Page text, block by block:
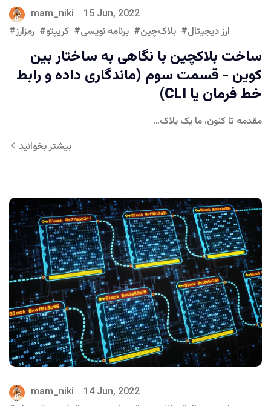
mam_niki
15 Jun, 2022
رمزارز
کریپتو برنامه نویسی بلاک‌چین ارز دیجیتال
ساخت بلاکچین با نگاهی به ساختار بین
کوین - قسمت سوم (ماندگاری داده و رابط
خط فرمان یا CLI)
مقدمه تا کنون، ما یک بلاک…
بیشتر بخوانید
mam_niki
14 Jun, 2022